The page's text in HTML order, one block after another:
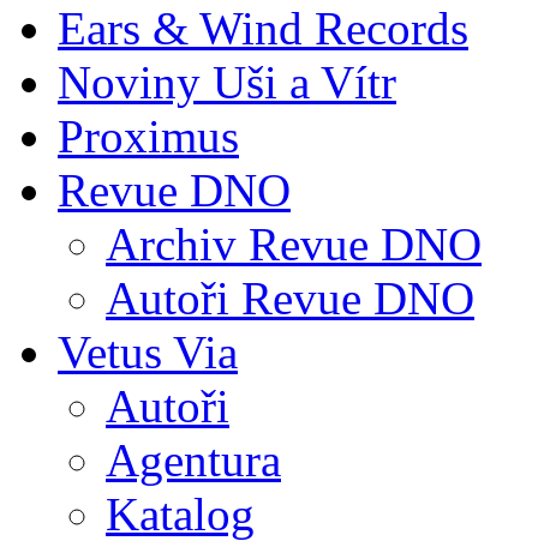
Ears & Wind Records
Noviny Uši a Vítr
Proximus
Revue DNO
Archiv Revue DNO
Autoři Revue DNO
Vetus Via
Autoři
Agentura
Katalog